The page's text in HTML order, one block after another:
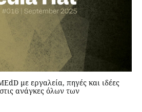
με εργαλεία, πηγές και ιδέες
ανάγκες όλων των